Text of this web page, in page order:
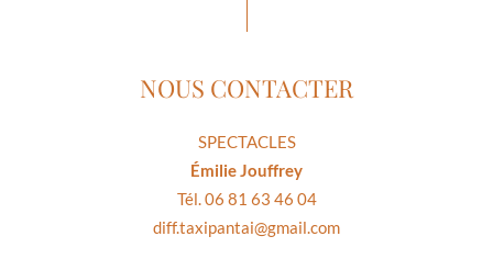
NOUS CONTACTER
SPECTACLES
Émilie Jouffrey
Tél. 06 81 63 46 04
diff.taxipantai@gmail.com